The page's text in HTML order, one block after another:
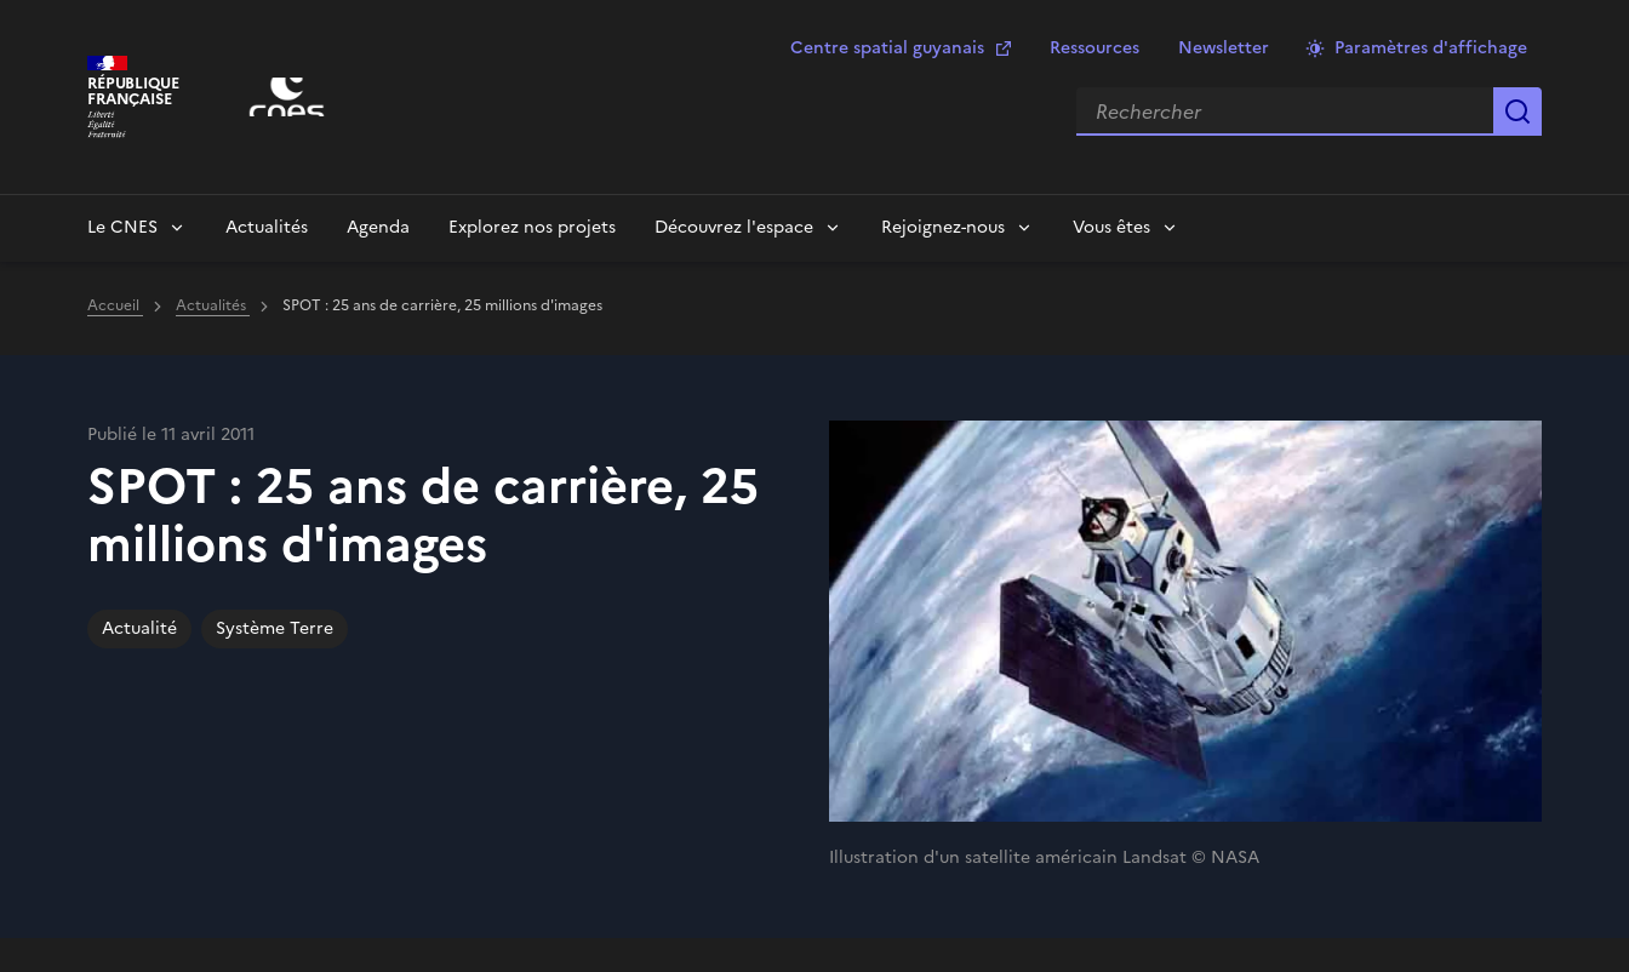
RÉPUBLIQUE
FRANÇAISE
Centre spatial guyanais Ressources Newsletter Paramètres d'affichage
Rechercher
Le CNES Actualités Agenda Explorez nos projets Découvrez l'espace Rejoignez-nous Vous êtes
Accueil Actualités SPOT : 25 ans de carrière, 25 millions d'images
Publié le 11 avril 2011
SPOT : 25 ans de carrière, 25
millions d'images
Actualité Système Terre
Illustration d'un satellite américain Landsat © NASA